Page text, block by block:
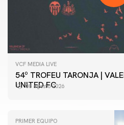
VCF MEDIA LIVE
54º TROFEU TARONJA |
UNITED FC
08 agosto 2026
PRIMER EQUIPO